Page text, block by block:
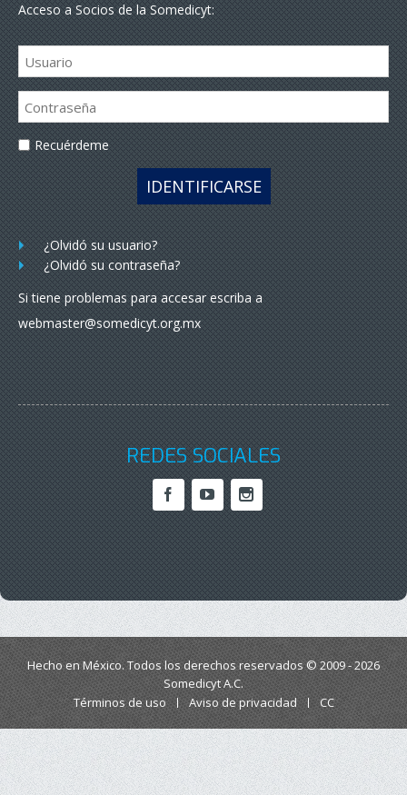
Acceso a Socios de la Somedicyt:
Recuérdeme
IDENTIFICARSE
¿Olvidó su usuario?
¿Olvidó su contraseña?
Si tiene problemas para accesar escriba a
webmaster@somedicyt.org.mx
REDES SOCIALES
Hecho en México. Todos los derechos reservados © 2009 - 2026
Somedicyt A.C.
Términos de uso
Aviso de privacidad CC